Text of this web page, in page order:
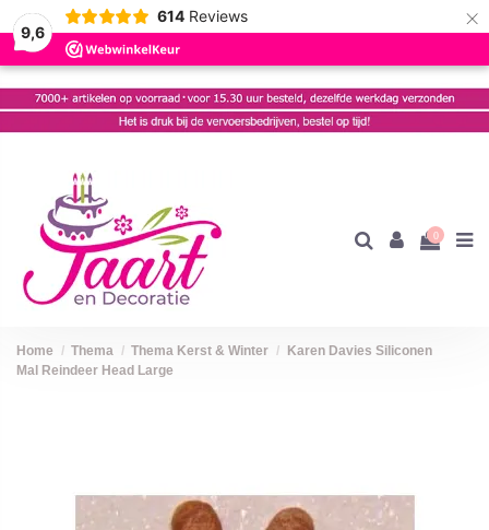
9,6
614 Reviews ×
0
Home Thema Thema Kerst & Winter
Karen Davies Siliconen
Mal Reindeer Head Large